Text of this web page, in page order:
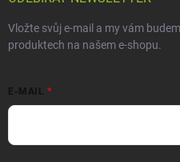
Vložte svůj e-mail a my vám
produktech na našem e-shopu.
E-MAIL